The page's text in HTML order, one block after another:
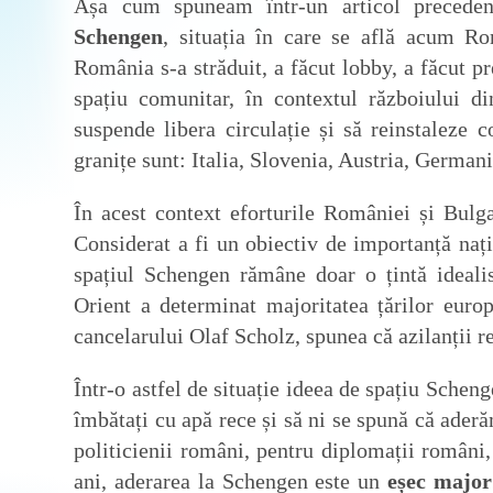
Așa cum spuneam într-un articol
Schengen, situația în care se află acum
România s-a străduit, a făcut lobby, a făcut
spațiu comunitar, în contextul războiului
suspende libera circulație și să reinstaleze
granițe sunt: Italia, Slovenia, Austria,
În acest context eforturile României și
Considerat a fi un obiectiv de importanță
spațiul Schengen rămâne doar o țintă
Orient a determinat majoritatea țărilor
cancelarului Olaf Scholz, spunea că azilanții
Într-o astfel de situație ideea de spațiu
îmbătați cu apă rece și să ni se spună că
politicienii români, pentru diplomații
ani, aderarea la Schengen este uneșec major